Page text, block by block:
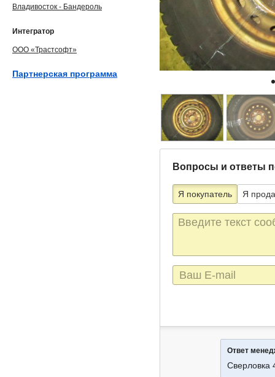
Вопросы и ответы
Я покупатель Я
Текст
сообщения
E-
mail
Ответ
Сверловка
Владивосток - Бандероль
Интегратор
ООО «Трастсофт»
Партнерская программа